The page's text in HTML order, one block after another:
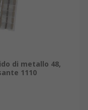
di metallo 48,
1110